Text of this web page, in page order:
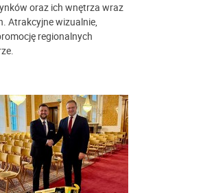
oraz ich wnętrza wraz
Atrakcyjne wizualnie,
regionalnych